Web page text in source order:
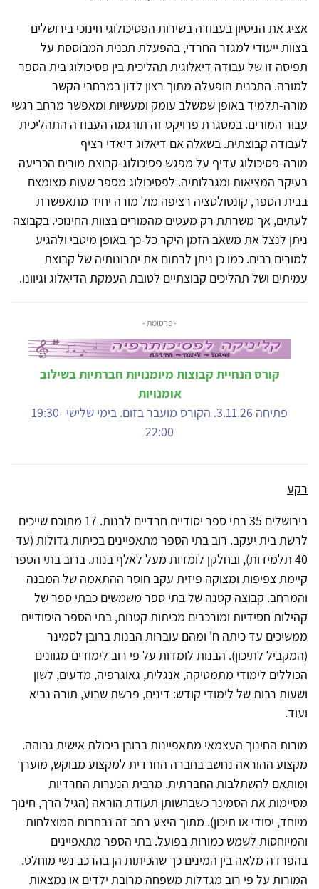
אציג את הניסיון בעבודה בשירות הפסיכולוגי חינוכי בירושלים
בצוות ייעודי למגזר החרדי, בהפעלת תכנית המבוססת על
תפיסה זו של עבודה דיאלוגית תהליכית בין פסיכולוג בית הספר
למורה. התכנית הופעלה מתוך רצון לדון במרחבי הקשר
מורה-תלמיד באופן שמשלב עומק ומעשיוּת ומאפשר מרחב רגשי
עבור המורים. במסגרת פרויקט זה תורגמה העבודה התהליכית
לעבודה קבוצתית. בשאלה אם דיאלוג דיאדי רציף
מורה-פסיכולוג עדיף על מפגש פסיכולוג-קבוצת מורים הכריעה
בעיקר המציאות ומגבלותיה. לפסיכולוג מספר שעות מצומצם
בבית הספר, קונסולטציה רציפה מול מורה יחיד מתאפשרת
לעתים, אך משרתת רק מעטים מהמורים בצוות החינוכי. בקבוצה
ניתן לנצל את משאב הזמן היקר כל-כך באופן מיטבי ולהגיע
למורים רבים. כמו כן ניתן לרתום את יתרונותיה של קבוצת
עמיתים ושל תהליכים קבוצתיים לטובת העמקת הדיאלוג וגיוונו.
- פרסומת -
קורס הנחיית קבוצות מיומנויות חברתיות בשילוב
אומנויות
פתיחה 3.11.26. הקורס מועבר בזום. בימי שלישי 19:30-
22:00
רקע
בירושלים 35 בתי ספר יסודיים חרדיים לבנות. 17 מתוכם שייכים
לרשת בית יעקב. רוב בתי הספר מתאפיינים בכיתות גדולות (עד
40 תלמידות), ובחלקן לומדות מעל לאלף בנות. ברוב בתי הספר
קיימת צפיפות ומצוקה פיזית עקב חוסר ההתאמה של המבנה
והמרחב. קבוצה קטנה של בתי ספר משמשים כבתי ספר של
קהילות חסידיות ומורכבים מכיתות קטנות, בתי הספר היסודיים
ממשיכים עד כיתה ח' ומהם עוברות הבנות ברובן לסמינר
(המקביל לתיכון). הבנות לומדות על פי רוב לימודים מגוונים
הכוללים לימודי מתמטיקה, אנגלית, גאוגרפיה, מדעים, לשון
ושעות רבות של לימודי קודש: דינים, פרשת שבוע, תורה נביא
ועוד.
מורות החינוך העצמאי מתאפיינות ברובן ביכולת אישית גבוהה.
מקצוע ההוראה נחשב בחברה החרדית למקצוע מבוקש, מוערך
ומותאם להשתלבות החברתית. מרבית הנערות החרדיות
מסיימות את הסמינר כשברשותן תעודת הוראה (הגיל הרך, חינוך
מיוחד, יסודי או תיכון). מתוך היצע רחב זה נבחרות המוצלחות
והמיוחסות לשמש כמורות בפועל. בתי הספר מתאפיינים
בהפרדה מלאה בין המינים כך שהכיתות הן בהרכב נשי מוחלט.
המורות על פי רוב מגדלות משפחה מרובת ילדים או נמצאות